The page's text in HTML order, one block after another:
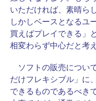
いただければ、素晴ら
しかしベースとなるユ
買えばプレイできる」
相変わらず中心だと考
ソフトの販売につい
だけフレキシブル」に
できるものであるべき